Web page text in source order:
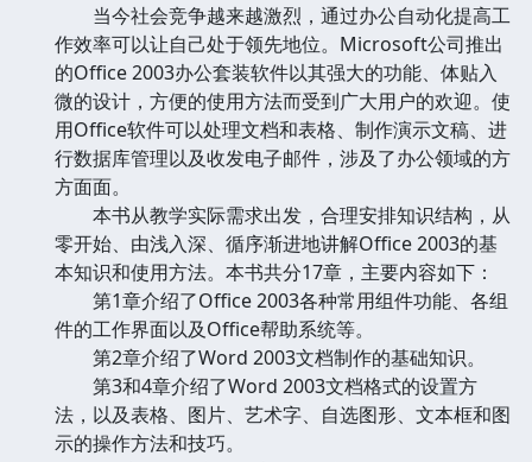
当今社会竞争越来越激烈，通过办公自动化提高工
作效率可以让自己处于领先地位。Microsoft公司推出
的Office 2003办公套装软件以其强大的功能、体贴入
微的设计，方便的使用方法而受到广大用户的欢迎。使
用Office软件可以处理文档和表格、制作演示文稿、进
行数据库管理以及收发电子邮件，涉及了办公领域的方
方面面。
本书从教学实际需求出发，合理安排知识结构，从
零开始、由浅入深、循序渐进地讲解Office 2003的基
本知识和使用方法。本书共分17章，主要内容如下：
第1章介绍了Office 2003各种常用组件功能、各组
件的工作界面以及Office帮助系统等。
第2章介绍了Word 2003文档制作的基础知识。
第3和4章介绍了Word 2003文档格式的设置方
法，以及表格、图片、艺术字、自选图形、文本框和图
示的操作方法和技巧。